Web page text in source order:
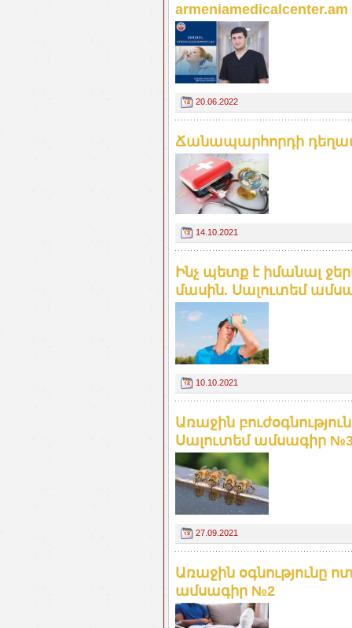
armeniamedicalcenter.am
20.06.2022
Ճանապարհորդի
14.10.2021
Ինչ պետք է իմանալ
մասին. Սալուտեմ
10.10.2021
Առաջին
Սալուտեմ ամսագիր
27.09.2021
Առաջին օգնությունը
ամսագիր №2